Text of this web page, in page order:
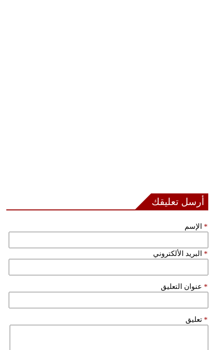
أرسل تعليقك
الإسم *
البريد الألكتروني *
عنوان التعليق *
تعليق *